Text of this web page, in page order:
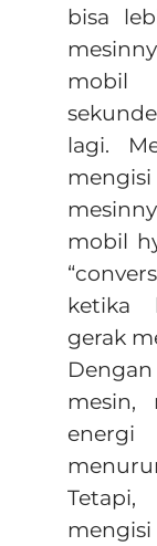
bisa
mobil
lagi.
mobil
ketika
gerak
mesin,